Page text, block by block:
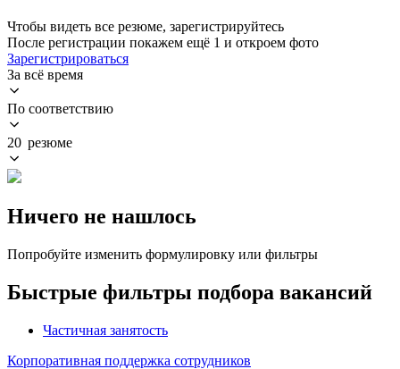
Чтобы видеть все резюме, зарегистрируйтесь
После регистрации покажем ещё 1 и откроем фото
Зарегистрироваться
За всё время
По соответствию
20 резюме
Ничего не нашлось
Попробуйте изменить формулировку или фильтры
Быстрые фильтры подбора вакансий
Частичная занятость
Корпоративная поддержка сотрудников